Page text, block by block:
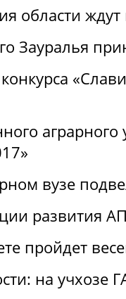
области ждут
Зауралья
вузе
развития
пройдет
на учхозе